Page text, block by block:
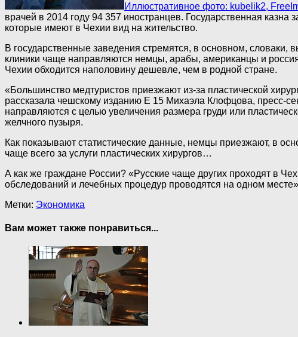
Иллюстративное фото: kubelik2,
врачей в 2014 году 94 357 иностранцев. Государственная
которые имеют в Чехии вид на жительство.
В государственные заведения стремятся, в основном,
клиники чаще направляются немцы, арабы, американцы и
Чехии обходится наполовину дешевле, чем в родной стране.
«Большинство медтуристов приезжают из-за пластической
рассказала чешскому изданию Е 15 Михаэла Клофцова, пресс-
направляются с целью увеличения размера груди или
желчного пузыря.
Как показывают статистические данные, немцы приезжают, в
чаще всего за услуги пластических хирургов…
А как же граждане России? «Русские чаще других проходят в
обследований и лечебных процедур проводятся на одном
Метки: Экономика
Вам может также понравиться...